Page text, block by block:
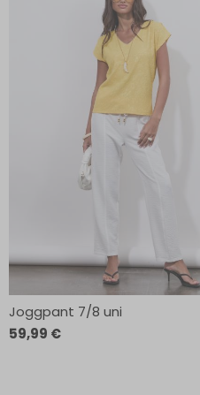
Joggpant 7/8 uni
59,99 €